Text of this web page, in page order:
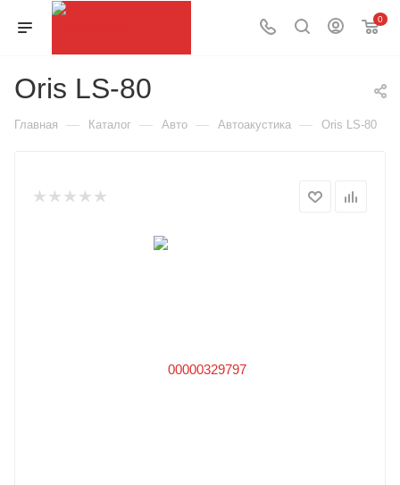
0
Oris LS-80
Главная — Каталог — Авто — Автоакустика — Oris LS-80